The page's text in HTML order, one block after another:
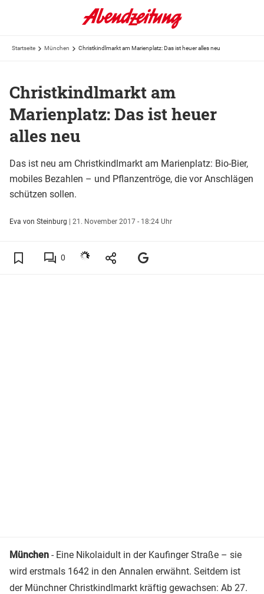
Startseite München Christkindlmarkt am Marienplatz: Das ist heuer alles neu
Christkindlmarkt am
Marienplatz: Das ist heuer
alles neu
Das ist neu am Christkindlmarkt am Marienplatz: Bio-Bier,
mobiles Bezahlen – und Pflanzentröge, die vor Anschlägen
schützen sollen.
Eva von Steinburg | 21. November 2017 - 18:24 Uhr
0
München - Eine Nikolaidult in der Kaufinger Straße – sie
wird erstmals 1642 in den Annalen erwähnt. Seitdem ist
der Münchner Christkindlmarkt kräftig gewachsen: Ab 27.